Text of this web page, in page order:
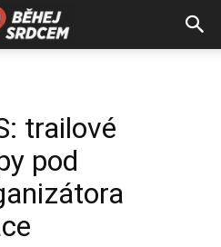
trailové
pod